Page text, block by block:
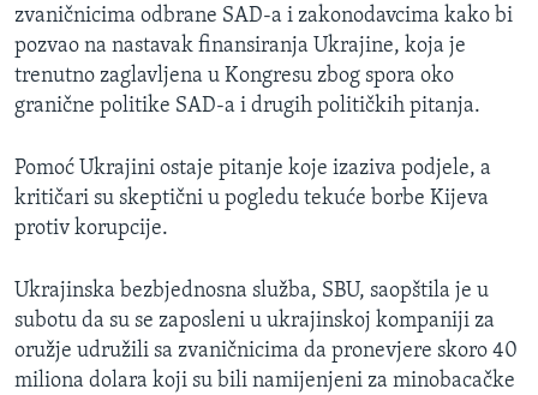
zvaničnicima odbrane SAD-a i zakonodavcima kako bi
pozvao na nastavak finansiranja Ukrajine, koja je
trenutno zaglavljena u Kongresu zbog spora oko
granične politike SAD-a i drugih političkih pitanja.
Pomoć Ukrajini ostaje pitanje koje izaziva podjele, a
kritičari su skeptični u pogledu tekuće borbe Kijeva
protiv korupcije.
Ukrajinska bezbjednosna služba, SBU, saopštila je u
subotu da su se zaposleni u ukrajinskoj kompaniji za
oružje udružili sa zvaničnicima da pronevjere skoro 40
miliona dolara koji su bili namijenjeni za minobacačke